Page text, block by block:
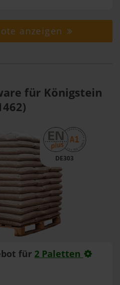
anzeigen
für Königstein
DE303
für 2 Paletten